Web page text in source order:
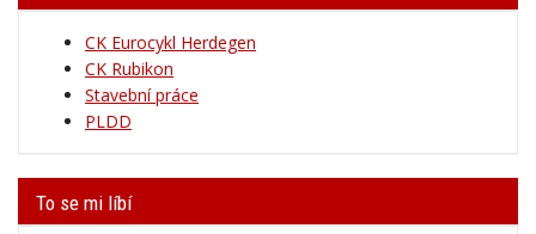
CK Eurocykl Herdegen
CK Rubikon
Stavební práce
PLDD
To se mi líbí